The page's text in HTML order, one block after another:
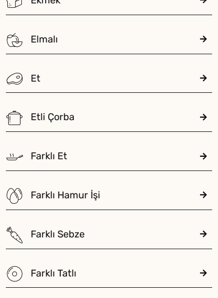
Elmalı
Et
Etli Çorba
Farklı Et
Farklı Hamur İşi
Farklı Sebze
Farklı Tatlı